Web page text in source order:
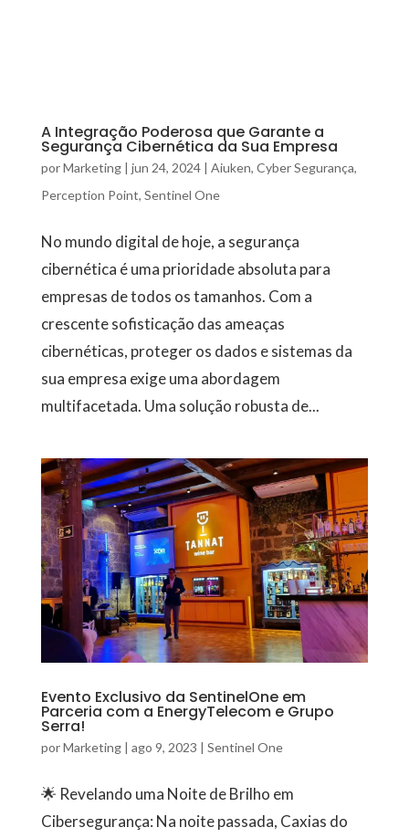
A Integração Poderosa que Garante a
Segurança Cibernética da Sua Empresa
porMarketing| jun 24, 2024| Aiuken, Cyber Segurança,
Perception Point, Sentinel One
No mundo digital de hoje, a segurança
cibernética é uma prioridade absoluta para
empresas de todos os tamanhos. Com a
crescente sofisticação das ameaças
cibernéticas, proteger os dados e sistemas da
sua empresa exige uma abordagem
multifacetada. Uma solução robusta de...
Evento Exclusivo da SentinelOne em
Parceria com a EnergyTelecom e Grupo
Serra!
porMarketing| ago 9, 2023 | Sentinel One
🌟 Revelando uma Noite de Brilho em
Cibersegurança: Na noite passada, Caxias do